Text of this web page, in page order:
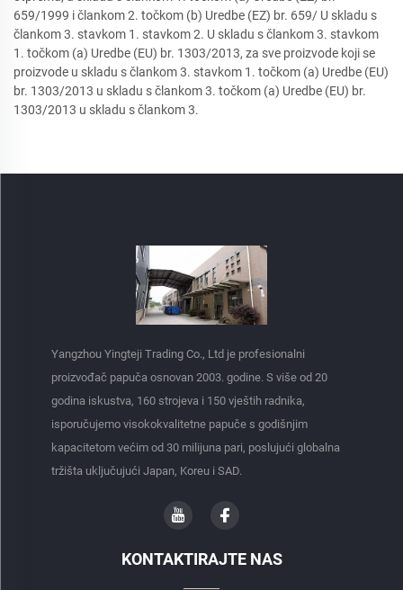
659/1999 i člankom 2. točkom (b) Uredbe (EZ) br. 659/ U skladu s
člankom 3. stavkom 1. stavkom 2. U skladu s člankom 3. stavkom
1. točkom (a) Uredbe (EU) br. 1303/2013, za sve proizvode koji se
proizvode u skladu s člankom 3. stavkom 1. točkom (a) Uredbe (EU)
br. 1303/2013 u skladu s člankom 3. točkom (a) Uredbe (EU) br.
1303/2013 u skladu s člankom 3.
Yangzhou Yingteji Trading Co., Ltd je profesionalni
proizvođač papuča osnovan 2003. godine. S više od 20
godina iskustva, 160 strojeva i 150 vještih radnika,
isporučujemo visokokvalitetne papuče s godišnjim
kapacitetom većim od 30 milijuna pari, poslujući globalna
tržišta uključujući Japan, Koreu i SAD.
KONTAKTIRAJTE NAS